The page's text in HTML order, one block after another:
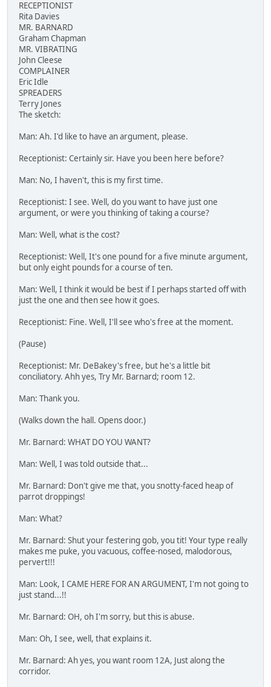
RECEPTIONIST
Rita Davies
MR. BARNARD
Graham Chapman
MR. VIBRATING
John Cleese
COMPLAINER
Eric Idle
SPREADERS
Terry Jones
The sketch:
Man: Ah. I'd like to have an argument, please.
Receptionist: Certainly sir. Have you been here before?
Man: No, I haven't, this is my first time.
Receptionist: I see. Well, do you want to have just one
argument, or were you thinking of taking a course?
Man: Well, what is the cost?
Receptionist: Well, It's one pound for a five minute argument,
but only eight pounds for a course of ten.
Man: Well, I think it would be best if I perhaps started off with
just the one and then see how it goes.
Receptionist: Fine. Well, I'll see who's free at the moment.
(Pause)
Receptionist: Mr. DeBakey's free, but he's a little bit
conciliatory. Ahh yes, Try Mr. Barnard; room 12.
Man: Thank you.
(Walks down the hall. Opens door.)
Mr. Barnard: WHAT DO YOU WANT?
Man: Well, I was told outside that...
Mr. Barnard: Don't give me that, you snotty-faced heap of
parrot droppings!
Man: What?
Mr. Barnard: Shut your festering gob, you tit! Your type really
makes me puke, you vacuous, coffee-nosed, malodorous,
pervert!!!
Man: Look, I CAME HERE FOR AN ARGUMENT, I'm not going to
just stand...!!
Mr. Barnard: OH, oh I'm sorry, but this is abuse.
Man: Oh, I see, well, that explains it.
Mr. Barnard: Ah yes, you want room 12A, Just along the
corridor.